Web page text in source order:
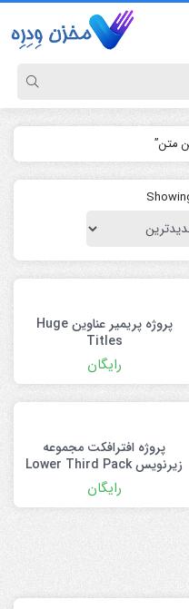
متن”
پروژه پریمیر عناوین Huge
Titles
رایگان
پروژه افترافکت مجموعه
زیرنویس Lower Third Pack
رایگان